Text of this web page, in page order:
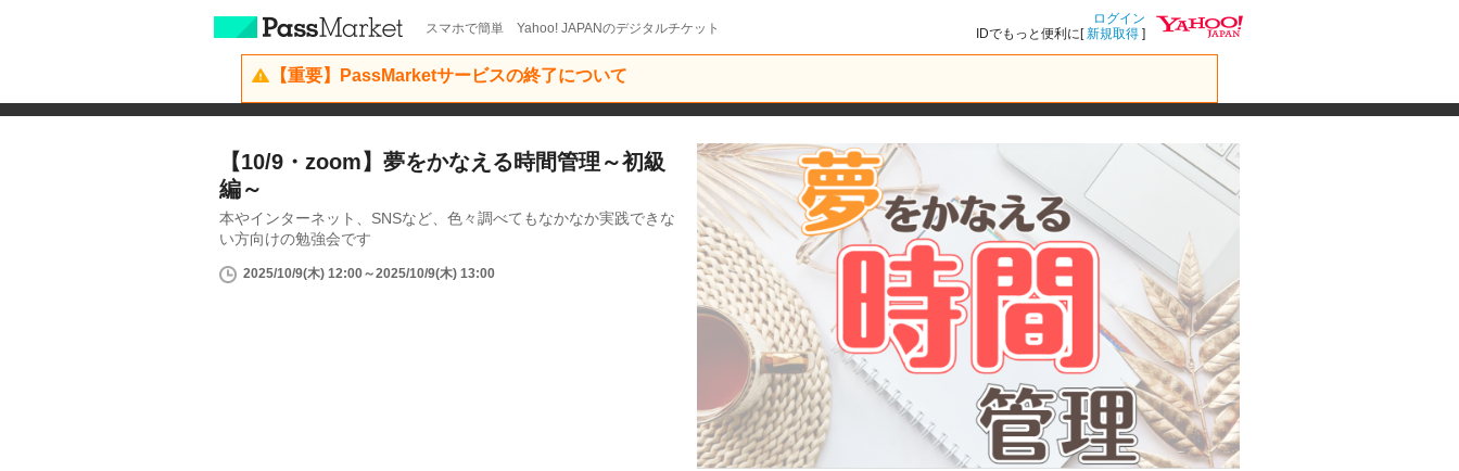
スマホで簡単 Yahoo! JAPANのデジタルチケット
ログイン
IDでもっと便利に[新規取得 ]
【重要】PassMarketサービスの終了について
【10/9・zoom】夢をかなえる時間管理～初級
編～
本やインターネット、SNSなど、色々調べてもなかなか実践できな
い方向けの勉強会です
2025/10/9(木) 12:00～2025/10/9(木) 13:00